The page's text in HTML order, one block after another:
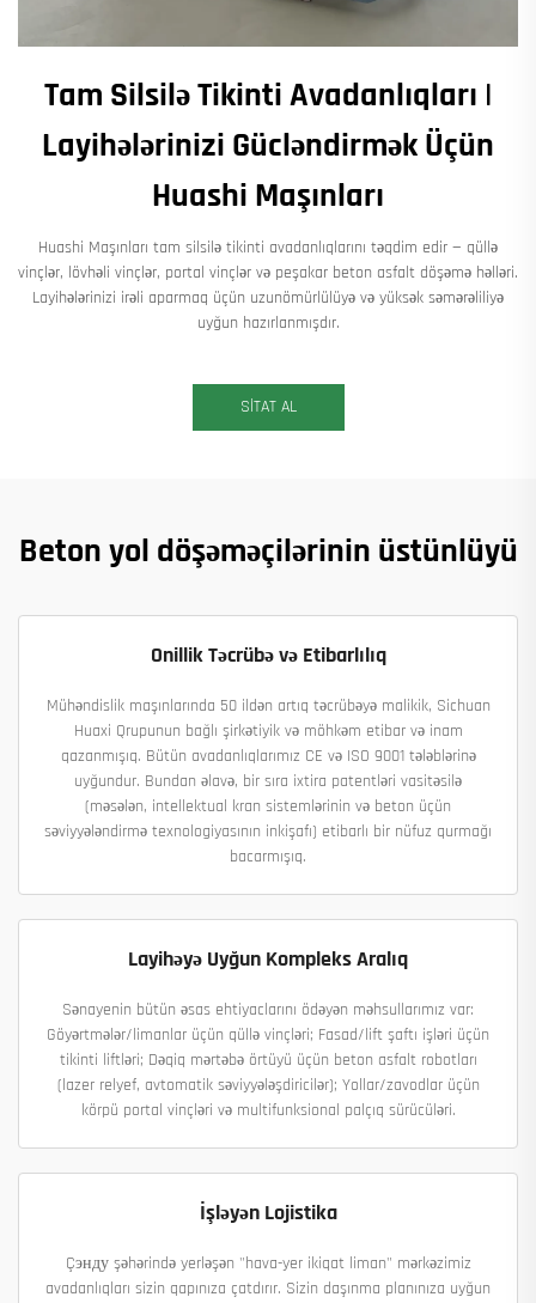
Tam Silsilə Tikinti Avadanlıqları |
Layihələrinizi Gücləndirmək Üçün
Huashi Maşınları
Huashi Maşınları tam silsilə tikinti avadanlıqlarını təqdim edir — qüllə
vinçlər, lövhəli vinçlər, portal vinçlər və peşakar beton asfalt döşəmə həlləri.
Layihələrinizi irəli aparmaq üçün uzunömürlülüyə və yüksək səmərəliliyə
uyğun hazırlanmışdır.
SİTAT AL
Beton yol döşəməçilərinin üstünlüyü
Onillik Təcrübə və Etibarlılıq
Mühəndislik maşınlarında 50 ildən artıq təcrübəyə malikik, Sichuan
Huaxi Qrupunun bağlı şirkətiyik və möhkəm etibar və inam
qazanmışıq. Bütün avadanlıqlarımız CE və ISO 9001 tələblərinə
uyğundur. Bundan əlavə, bir sıra ixtira patentləri vasitəsilə
(məsələn, intellektual kran sistemlərinin və beton üçün
səviyyələndirmə texnologiyasının inkişafı) etibarlı bir nüfuz qurmağı
bacarmışıq.
Layihəyə Uyğun Kompleks Aralıq
Sənayenin bütün əsas ehtiyaclarını ödəyən məhsullarımız var:
Göyərtmələr/limanlar üçün qüllə vinçləri; Fasad/lift şaftı işləri üçün
tikinti liftləri; Dəqiq mərtəbə örtüyü üçün beton asfalt robotları
(lazer relyef, avtomatik səviyyələşdiricilər); Yollar/zavodlar üçün
körpü portal vinçləri və multifunksional palçıq sürücüləri.
İşləyən Lojistika
Çэнду şəhərində yerləşən "hava-yer ikiqat liman" mərkəzimiz
avadanlıqları sizin qapınıza çatdırır. Sizin daşınma planınıza uyğun